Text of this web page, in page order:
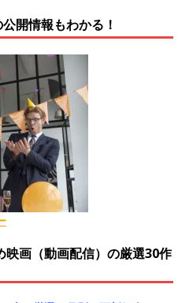
開情報もわかる！
映画（動画配信）の厳選30作